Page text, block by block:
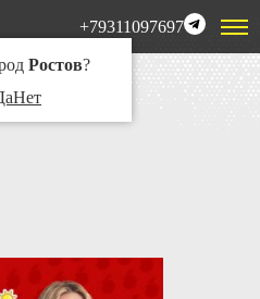
Ростов?
Нет
+79311097697